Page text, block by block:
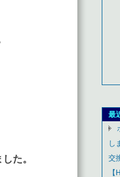
た。
最
し
交